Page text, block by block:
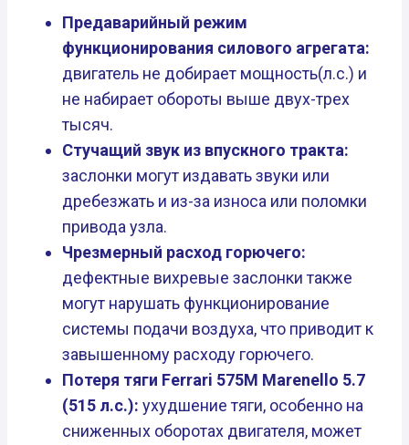
Предаварийный режим
функционирования силового агрегата:
двигатель не добирает мощность(л.с.) и
не набирает обороты выше двух-трех
тысяч.
Стучащий звук из впускного тракта:
заслонки могут издавать звуки или
дребезжать и из-за износа или поломки
привода узла.
Чрезмерный расход горючего:
дефектные вихревые заслонки также
могут нарушать функционирование
системы подачи воздуха, что приводит к
завышенному расходу горючего.
Потеря тяги Ferrari 575M Marenello 5.7
(515 л.с.): ухудшение тяги, особенно на
сниженных оборотах двигателя, может